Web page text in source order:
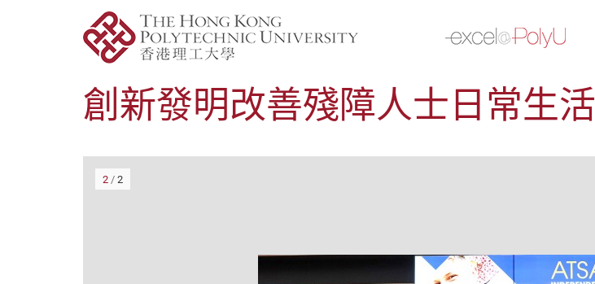
創新發明改善殘障人士日常生活
2 / 2